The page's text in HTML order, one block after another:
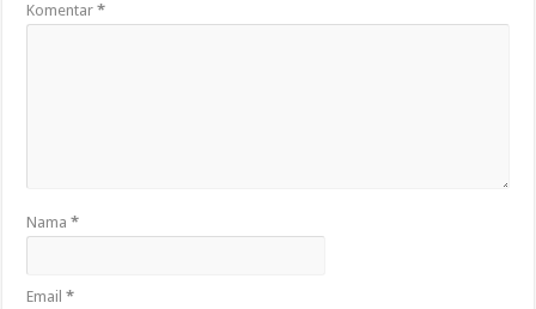
Komentar*
Nama*
Email*